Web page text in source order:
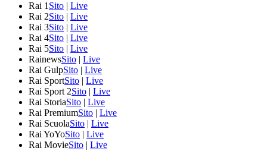
Rai 1 Sito | Live
Rai 2Sito | Live
Rai 3Sito | Live
Rai 4Sito | Live
Rai 5Sito | Live
RainewsSito | Live
Rai GulpSito | Live
Rai SportSito | Live
Rai Sport 2Sito | Live
Rai StoriaSito | Live
Rai PremiumSito | Live
Rai ScuolaSito | Live
Rai YoYoSito | Live
Rai MovieSito | Live